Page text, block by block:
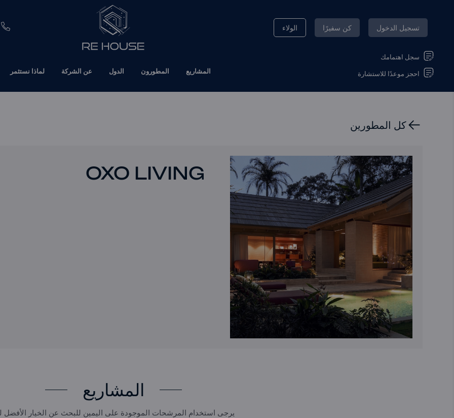
تسجيل الدخول كن سفيرًا الولاء
سجل اهتمامك
احجز موعدًا للاستشارة المشاريع المطورون الدول عن الشركة لماذا نستثمر
كل المطورين
OXO LIVING
المشاريع
يرجى استخدام المرشحات الموجودة على اليمين للبحث عن الخيار الأفضل